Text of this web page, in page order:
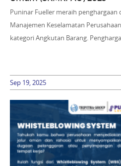
Puninar Fueller meraih
Manajemen Keselamatan
kategori Angkutan Barang.
Sep 19, 2025